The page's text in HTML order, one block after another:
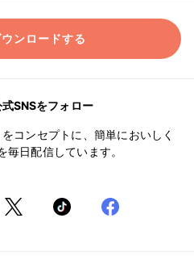
ンロードする
SNSをフォロー
コンセプトに、簡単においしく
毎日配信しています。